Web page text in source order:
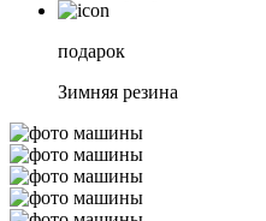
подарок
Зимняя резина